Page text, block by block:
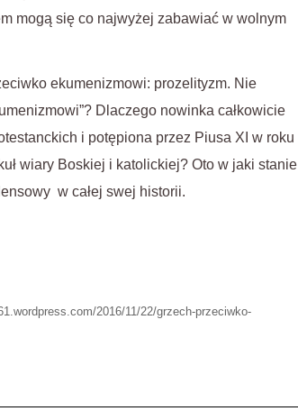
mogą się co najwyżej zabawiać w wolnym
ekumenizmowi: prozelityzm. Nie
Dlaczego nowinka całkowicie
i potępiona przez Piusa XI w roku
wiary Boskiej i katolickiej? Oto w jaki stanie
w całej swej historii.
2016/11/22/grzech-przeciwko-